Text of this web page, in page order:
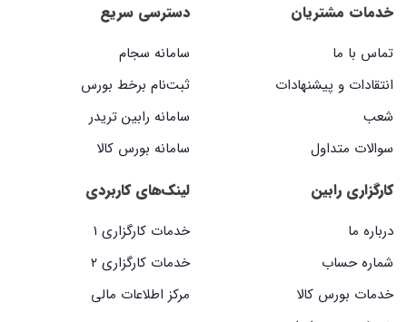
خدمات مشتریان
تماس با ما
انتقادات و پیشنهادات
شعب
سوالات متداول
دسترسی سریع
سامانه سجام
ثبت‌نام برخط بورس
سامانه رابین تریدر
سامانه بورس کالا
کارگزاری رابین
درباره ما
شماره حساب
خدمات بورس کالا
لینک‌های کاربردی
خدمات کارگزاری ۱
خدمات کارگزاری ۲
مرکز اطلاعات مالی